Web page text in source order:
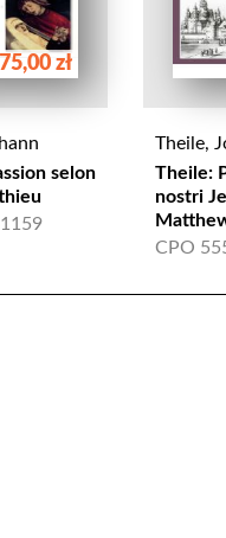
75,00 zł
selon
Theile,
Theile:
nostri
CPO